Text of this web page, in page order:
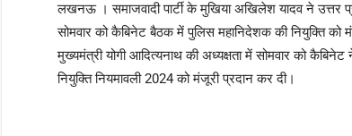
लखनऊ । समाजवादी पार्टी के मुखिया अखिलेश यादव ने उत्तर
सोमवार को कैबिनेट बैठक में पुलिस महानिदेशक की नियुक्ति को
मुख्यमंत्री योगी आदित्यनाथ की अध्यक्षता में सोमवार को
नियुक्ति नियमावली 2024 को मंजूरी प्रदान कर दी।